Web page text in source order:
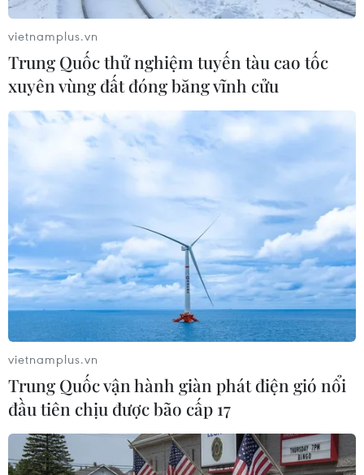
vietnamplus.vn
Trung Quốc thử nghiệm tuyến tàu cao tốc
xuyên vùng đất đóng băng vĩnh cửu
vietnamplus.vn
Trung Quốc vận hành giàn phát điện gió nổi
đầu tiên chịu được bão cấp 17